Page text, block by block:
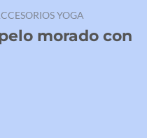
YOGA
morado con